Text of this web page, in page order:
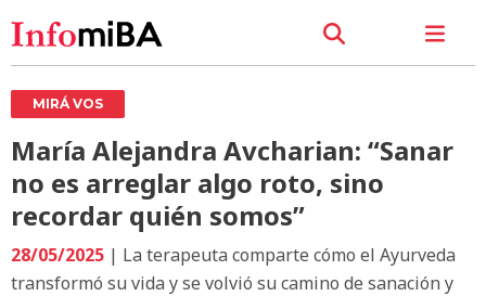
MIRÁ VOS
María Alejandra Avcharian: “Sanar
no es arreglar algo roto, sino
recordar quién somos”
28/05/2025 | La terapeuta comparte cómo el Ayurveda
transformó su vida y se volvió su camino de sanación y